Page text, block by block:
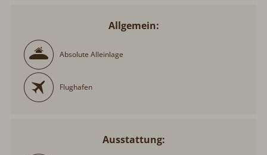
Allgemein:
Absolute Alleinlage
Flughafen
Ausstattung: